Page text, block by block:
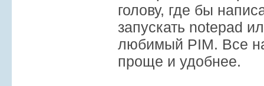
голову, где бы
запускать notepad
любимый PIM. Все
проще и удобнее.